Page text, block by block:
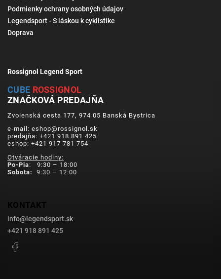
Podmienky ochrany osobných údajov
Legendsport - S láskou k cyklistike
Doprava
Rossignol Legend Sport
CUBE ROSSIGNOL
ZNAČKOVÁ PREDAJŇA
Zvolenská cesta 177, 974 05 Banská Bystrica
e-mail: eshop@rossignol.sk
predajňa: +421 918 891 425
eshop: +421 917 781 754
Otváracie hodiny:
Po-Pia: 9:30 – 18:00
Sobota:
9:30 – 12:00
KONTAKT
info@ legendsport.sk
+421 918 891 425